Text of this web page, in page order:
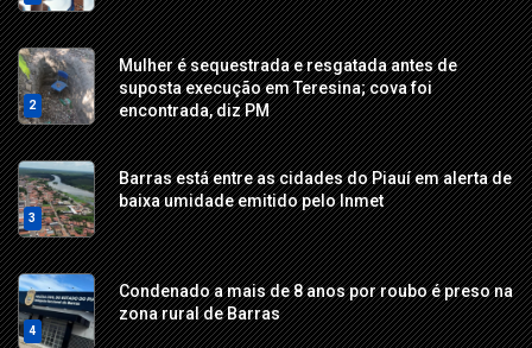
2
Mulher é sequestrada e resgatada antes de
suposta execução em Teresina; cova foi
encontrada, diz PM
3
Barras está entre as cidades do Piauí em alerta de
baixa umidade emitido pelo Inmet
4
Condenado a mais de 8 anos por roubo é preso na
zona rural de Barras